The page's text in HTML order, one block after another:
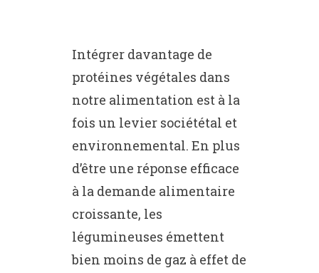
Intégrer davantage de
protéines végétales dans
notre alimentation est à la
fois un levier sociététal et
environnemental. En plus
d’être une réponse efficace
à la demande alimentaire
croissante, les
légumineuses émettent
bien moins de gaz à effet de